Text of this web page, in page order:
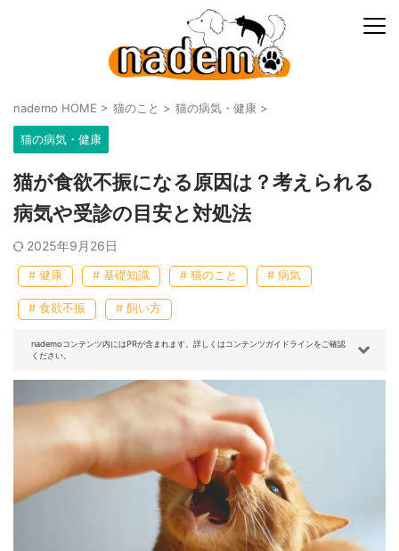
nademo HOME > 猫のこと > 猫の病気・健康 >
猫の病気・健康
猫が食欲不振になる原因は？考えられる
病気や受診の目安と対処法
2025年9月26日
# 健康 # 基礎知識 # 猫のこと # 病気
# 食欲不振 # 飼い方
nademoコンテンツ内にはPRが含まれます。詳しくはコンテンツガイドラインをご確認
ください。